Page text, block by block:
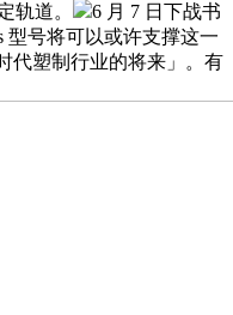
轨道。
6 月 7 日下战书
型号将可以或许支撑这一
代塑制行业的将来」。有